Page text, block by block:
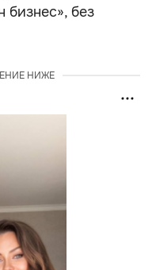
бизнес», без
НИЖЕ